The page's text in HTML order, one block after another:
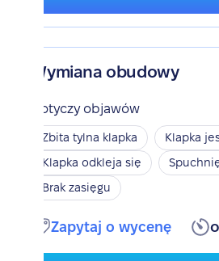
Wymiana obudowy
Dotyczy objawów
Zbita tylna klapka
Klapka
Klapka odkleja się
Brak zasięgu
Zapytaj o wycenę